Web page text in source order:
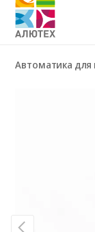
Автоматика для